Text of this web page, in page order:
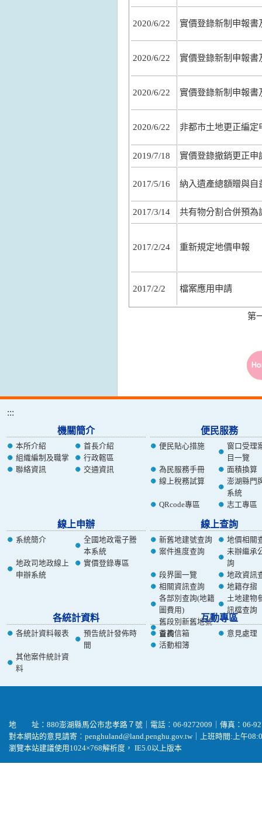
2020/6/22 實價登錄新制申報書
2020/6/22 實價登錄新制申報書
2020/6/22 實價登錄新制申報書
2020/6/22 非都市土地更正編定
2019/7/18 實價登錄撤銷更正申
2017/5/16 納入遺產總額贈與自
2017/3/14 共有物分割合併預為
2017/2/24 重新規定地價申報
2017/2/2 檔案應用申請
第
:::
機關簡介
本所介紹
首長介紹
組織編制及職掌
行政轄區
聯絡資訊
交通資訊
便民服務
便民貼心措施
窗口受理
目一覽
為民服務手冊
面積換算
線上稅務試算
澎湖縣門
系統
QRcode專區
志工專區
線上申辦
系統簡介
全國地政電子謄
本系統
地政司地政線上
申辦系統
實價登錄專區
線上查詢
新舊地建號查詢
地價相關
案件進度查詢
未辦繼承
詢
段界圖一覽
地政資訊
相關資訊查詢
地籍存摺
各部別查詢(地籍
圖費用)
土地建物
訊檔查詢
舊段別新舊地號
查詢
各統計資料
各統計資料報表
預告統計發佈時
間
其他案件統計資
料
互動專區
首長信箱
意見處理
活動相簿
地 址：880澎湖縣馬公市忠孝路７號｜電話︰06-9272009｜傳真：06-
對本網站的意見請寄︰penghuland@land.penghu.gov.tw｜上班時間:上午
瀏覽本站建議使用1024×768解析度， IE5.0以上版本